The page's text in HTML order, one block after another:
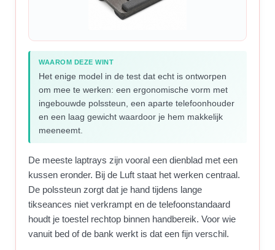
WAAROM DEZE WINT
Het enige model in de test dat echt is ontworpen
om mee te werken: een ergonomische vorm met
ingebouwde polssteun, een aparte telefoonhouder
en een laag gewicht waardoor je hem makkelijk
meeneemt.
De meeste laptrays zijn vooral een dienblad met een
kussen eronder. Bij de Luft staat het werken centraal.
De polssteun zorgt dat je hand tijdens lange
tikseances niet verkrampt en de telefoonstandaard
houdt je toestel rechtop binnen handbereik. Voor wie
vanuit bed of de bank werkt is dat een fijn verschil.